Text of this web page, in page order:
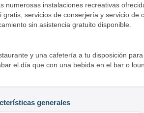
numerosas instalaciones recreativas
gratis, servicios de conserjería y servicio de
sin asistencia gratuito disponible.
y una cafetería a tu disposición
el día que con una bebida en el bar o
generales